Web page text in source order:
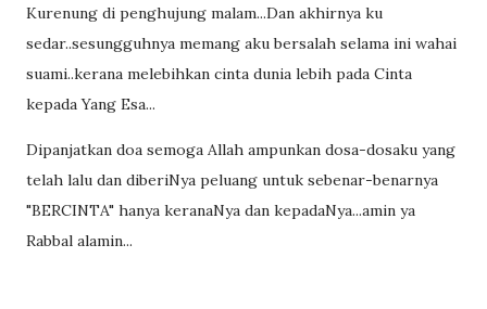
Kurenung di penghujung malam...Dan akhirnya ku
sedar..sesungguhnya memang aku bersalah selama ini wahai
suami..kerana melebihkan cinta dunia lebih pada Cinta
kepada Yang Esa...
Dipanjatkan doa semoga Allah ampunkan dosa-dosaku yang
telah lalu dan diberiNya peluang untuk sebenar-benarnya
"BERCINTA" hanya keranaNya dan kepadaNya...amin ya
Rabbal alamin...